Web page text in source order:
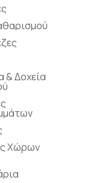
& Δοχεία
Χώρων